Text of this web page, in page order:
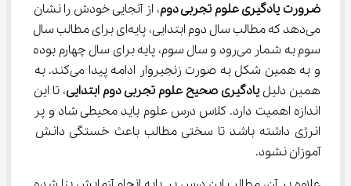
ضرورت یادگیری علوم تجربی دوم، از آنجایی خودش را نشان
می‌دهد که مطالب سال دوم ابتدایی، پایه‌ای برای مطالب سال
سوم به شمار می‌رود و سال سوم، پایه برای سال چهارم بوده
و به همین شکل به صورت زنجیروار ادامه پیدا می‌کند. به
همین دلیل یادگیری صحیح علوم تجربی دوم ابتدایی، تا این
اندازه اهمیت دارد. کلاس درس علوم باید محیطی شاد و پر
انرژی داشته باشد تا سختی مطالب باعث خستگی دانش
آموزان نشود.